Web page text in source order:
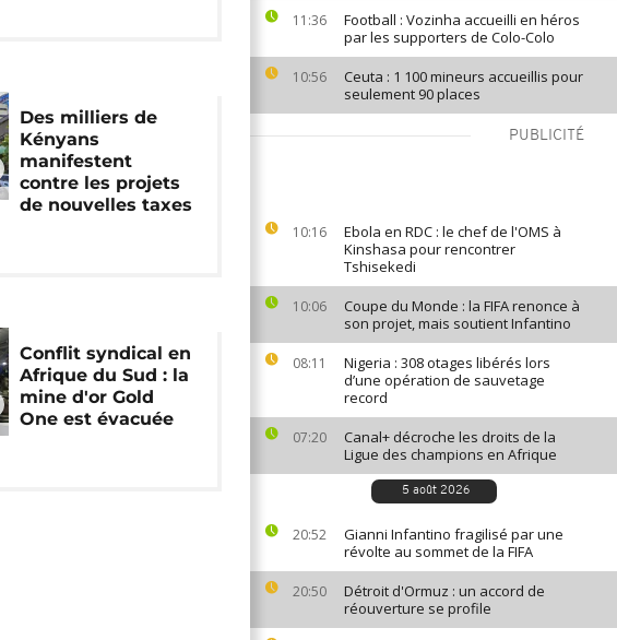
11:36
Football : Vozinha accueilli en héros
par les supporters de Colo-Colo
10:56
Ceuta : 1 100 mineurs accueillis pour
seulement 90 places
PUBLICITÉ
10:16
Ebola en RDC : le chef de l'OMS à
Kinshasa pour rencontrer
Tshisekedi
10:06
Coupe du Monde : la FIFA renonce à
son projet, mais soutient Infantino
08:11
Nigeria : 308 otages libérés lors
d’une opération de sauvetage
record
07:20
Canal+ décroche les droits de la
Ligue des champions en Afrique
5 août 2026
20:52
Gianni Infantino fragilisé par une
révolte au sommet de la FIFA
20:50
Détroit d'Ormuz : un accord de
réouverture se profile
Des milliers de
Kényans
manifestent
contre les projets
de nouvelles taxes
Conflit syndical en
Afrique du Sud : la
mine d'or Gold
One est évacuée